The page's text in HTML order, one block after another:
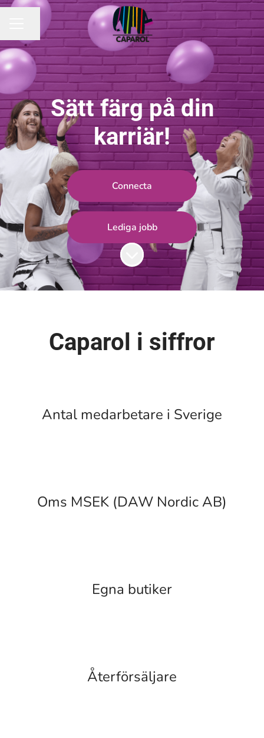
KARRIÄRMENY
Dela sidan
Sätt färg på din
karriär!
Connecta
Lediga jobb
Skrolla för mer innehåll
Caparol i siffror
Antal medarbetare i Sverige
Oms MSEK (DAW Nordic AB)
Egna butiker
Återförsäljare